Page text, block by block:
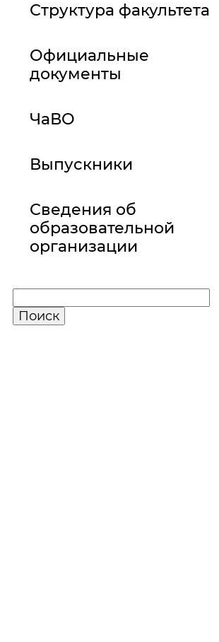
Структура факультета
Официальные
документы
ЧаВО
Выпускники
Сведения об
образовательной
организации